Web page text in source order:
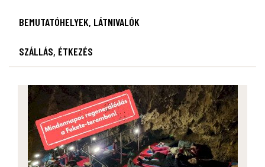
BEMUTATÓHELYEK, LÁTNIVALÓK
SZÁLLÁS, ÉTKEZÉS